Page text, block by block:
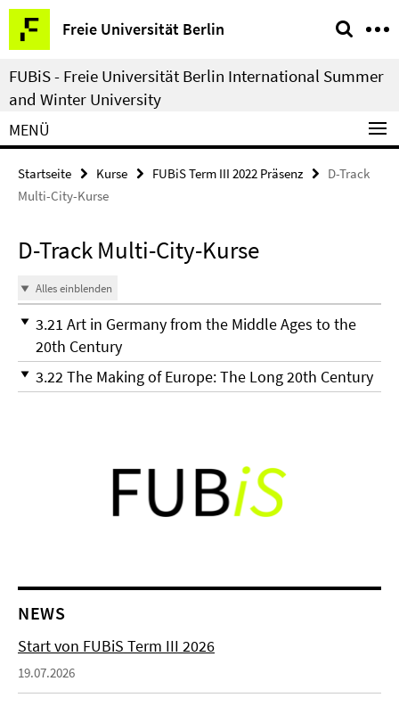
Springe
direkt
zu
Inhalt
Freie Universität Berlin
Service-
Navigation
FUBiS - Freie Universität Berlin International Summer
and Winter University
MENÜ
Startseite Kurse FUBiS Term III 2022 Präsenz
D-Track
Multi-City-Kurse
D-Track Multi-City-Kurse
Alles einblenden
3.21 Art in Germany from the Middle Ages to the
20th Century
3.22 The Making of Europe: The Long 20th Century
NEWS
Start von FUBiS Term III 2026
19.07.2026